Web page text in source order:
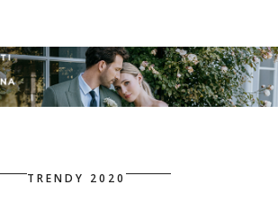
TRENDY 2020